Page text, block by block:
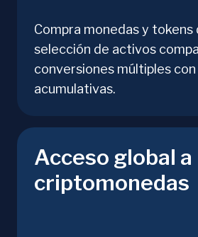
Compra monedas y tokens
selección de activos
conversiones múltiples
acumulativas.
Acceso global a
criptomonedas